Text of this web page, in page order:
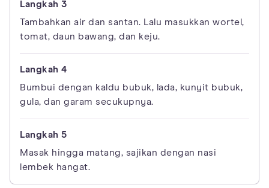
Tambahkan air dan santan. Lalu masukkan wortel,
tomat, daun bawang, dan keju.
Bumbui dengan kaldu bubuk, lada, kunyit bubuk,
gula, dan garam secukupnya.
Masak hingga matang, sajikan dengan nasi
lembek hangat.